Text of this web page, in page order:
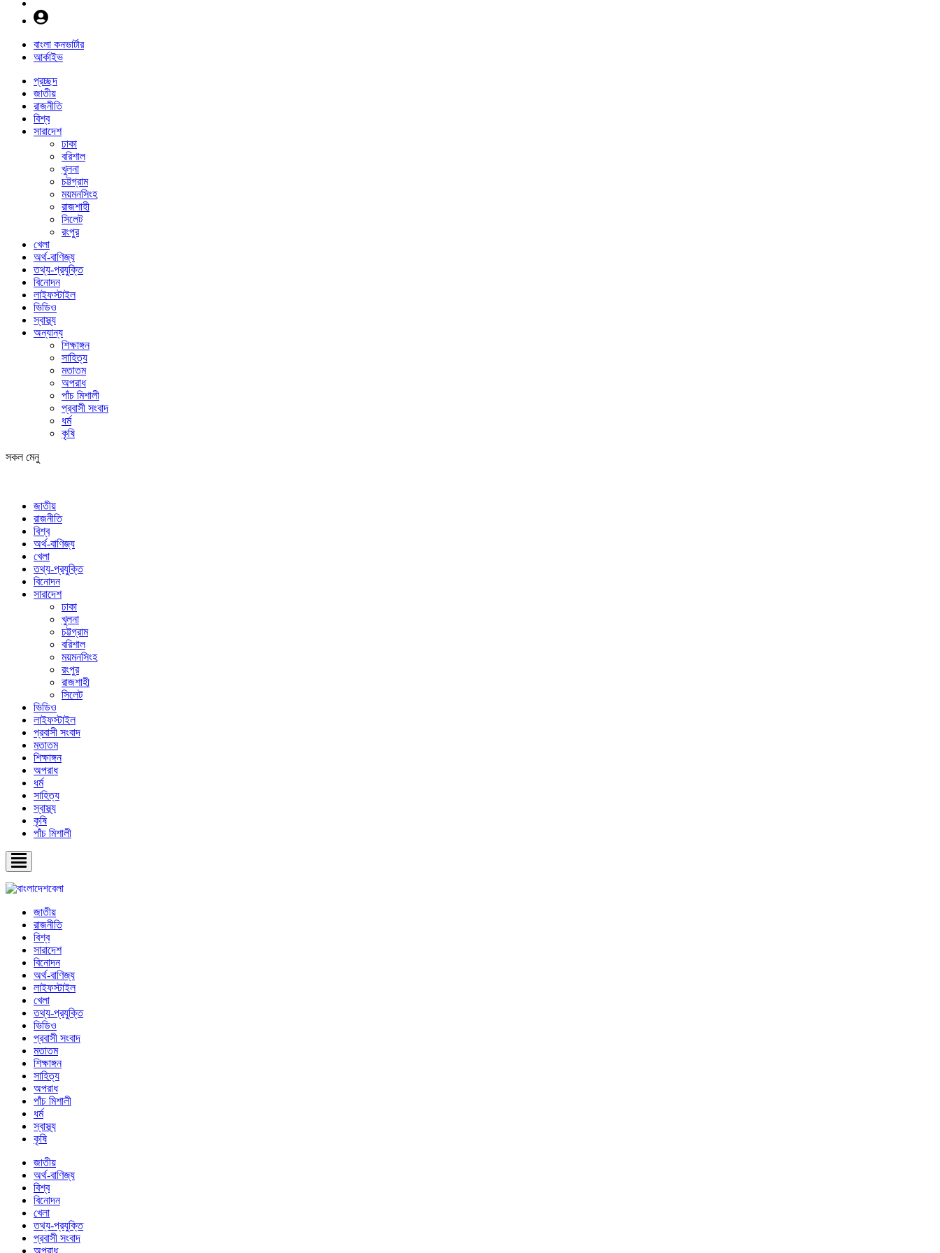
বাংলা কনভার্টার
আর্কাইভ
প্রচ্ছদ
জাতীয়
রাজনীতি
বিশ্ব
সারাদেশ
ঢাকা
বরিশাল
খুলনা
চট্টগ্রাম
ময়মনসিংহ
রাজশাহী
সিলেট
রংপুর
খেলা
অর্থ-বাণিজ্য
তথ্য-প্রযুক্তি
বিনোদন
লাইফস্টাইল
ভিডিও
স্বাস্থ্য
অন্যান্য
শিক্ষাঙ্গন
সাহিত্য
মতাতম
অপরাধ
পাঁচ মিশালী
প্রবাসী সংবাদ
ধর্ম
কৃষি
সকল মেনু
জাতীয়
রাজনীতি
বিশ্ব
অর্থ-বাণিজ্য
খেলা
তথ্য-প্রযুক্তি
বিনোদন
সারাদেশ
ঢাকা
খুলনা
চট্টগ্রাম
বরিশাল
ময়মনসিংহ
রংপুর
রাজশাহী
সিলেট
ভিডিও
লাইফস্টাইল
প্রবাসী সংবাদ
মতাতম
শিক্ষাঙ্গন
অপরাধ
ধর্ম
সাহিত্য
স্বাস্থ্য
কৃষি
পাঁচ মিশালী
জাতীয়
রাজনীতি
বিশ্ব
সারাদেশ
বিনোদন
অর্থ-বাণিজ্য
লাইফস্টাইল
খেলা
তথ্য-প্রযুক্তি
ভিডিও
প্রবাসী সংবাদ
মতাতম
শিক্ষাঙ্গন
সাহিত্য
অপরাধ
পাঁচ মিশালী
ধর্ম
স্বাস্থ্য
কৃষি
জাতীয়
অর্থ-বাণিজ্য
বিশ্ব
বিনোদন
খেলা
তথ্য-প্রযুক্তি
প্রবাসী সংবাদ
অপরাধ